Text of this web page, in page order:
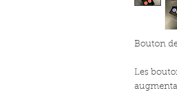
Bouton
Les